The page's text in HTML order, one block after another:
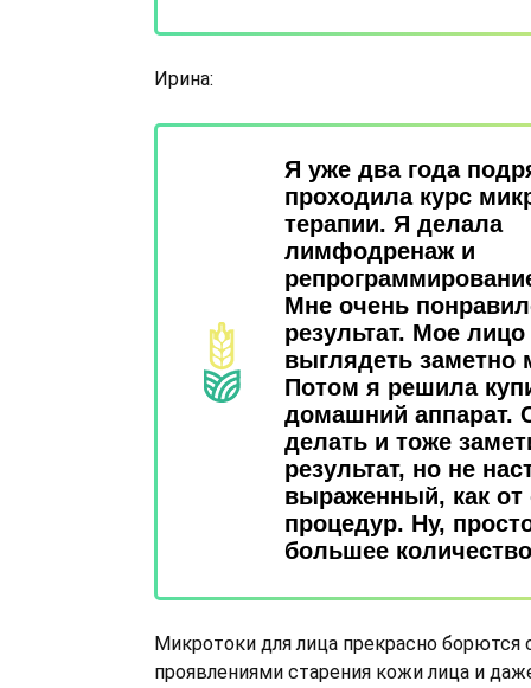
Ирина:
Я уже два года
проходила курс
терапии. Я делала
лимфодренаж и
Мне очень
результат. Мое лицо
выглядеть заметно
Потом я решила
домашний аппарат.
делать и тоже
результат, но не
выраженный, как
процедур. Ну,
большее
Микротоки для лица прекрасно
проявлениями старения кожи лица и